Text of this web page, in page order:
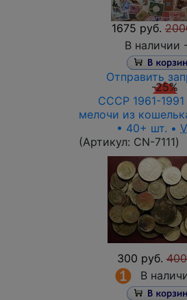
1675 руб.
В наличии
Отправить
-25%
СССР 1961-1991
мелочи из
• 40+ шт. •
(Артикул: СN-7111)
300 руб.
В